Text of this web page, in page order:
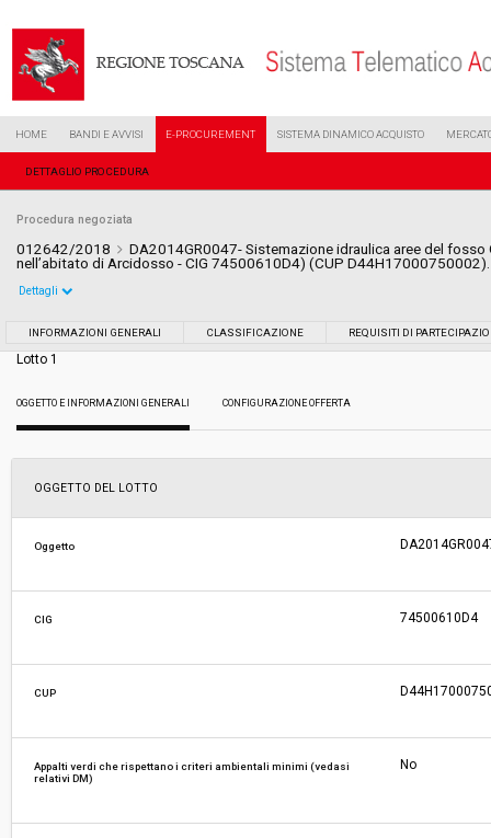
HOME BANDI E AVVISI E-PROCUREMENT SISTEMA DINAMICO ACQUISTO
DETTAGLIO PROCEDURA
Procedura negoziata
012642/2018
DA2014GR0047- Sistemazione idraulica aree del fosso
nell’abitato di Arcidosso - CIG 74500610D4) (CUP
Tipo di contratto:
Data pubblicazione:
Svolgimento:
Responsabile attuale: REGIONE TOSCANA - Settore Genio Civile
Dettagli
INFORMAZIONI GENERALI CLASSIFICAZIONE REQUISITI DI
Lotto 1
OGGETTO E INFORMAZIONI GENERALI CONFIGURAZIONE OFFERTA
OGGETTO DEL LOTTO
Oggetto
CIG 74500610D4
CUP
Appalti verdi che rispettano i criteri ambientali minimi (vedasi
relativi DM)
No